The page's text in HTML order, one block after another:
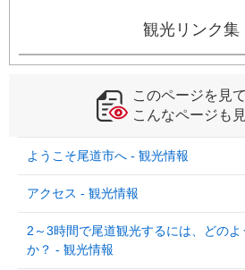
観光リンク集
このページを見
こんなページも
ようこそ尾道市へ - 観光情報
アクセス - 観光情報
2～3時間で尾道観光するには、どの
か？ - 観光情報